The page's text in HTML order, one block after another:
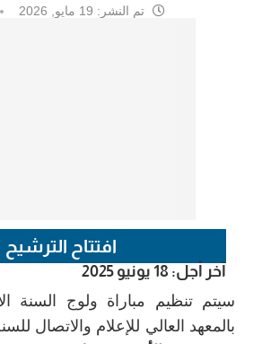
تم النشر:
افتتاح الترشيح
آخر أجل: 18 يونيو 2025
سيتم تنظيم مباراة ولوج السنة